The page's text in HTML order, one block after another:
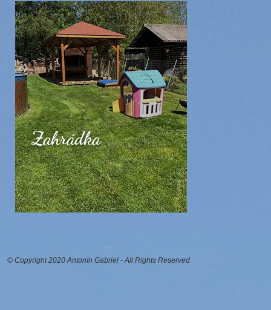
Zahrádka
© Copyright 2020 Antonín Gabriel - All Rights Reserved